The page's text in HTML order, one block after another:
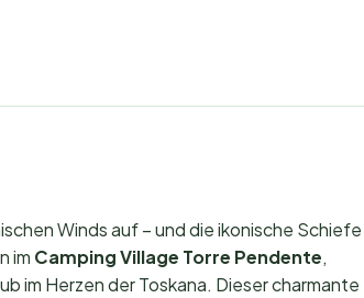
Winds auf – und die ikonische Schiefe
im Camping Village Torre Pendente,
im Herzen der Toskana. Dieser charmante